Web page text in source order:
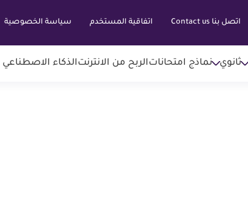
اتصل بنا Contact us اتفاقية المستخدم سياسة الخصوصية
ثانوي نماذج امتحاناتالربح من الانترنتالذكاء الاصطناعي AI